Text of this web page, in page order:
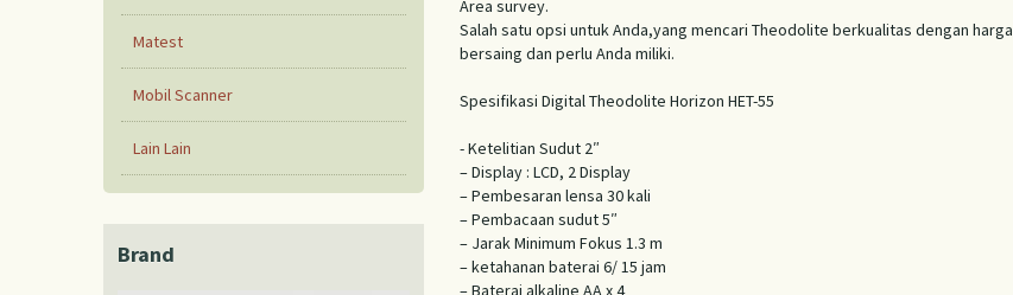
Area survey.
Salah satu opsi untuk Anda,yang mencari Theodolite berkualitas dengan harga
bersaing dan perlu Anda miliki.
Spesifikasi Digital Theodolite Horizon HET-55
- Ketelitian Sudut 2″
– Display : LCD, 2 Display
– Pembesaran lensa 30 kali
– Pembacaan sudut 5″
– Jarak Minimum Fokus 1.3 m
– ketahanan baterai 6/ 15 jam
– Baterai alkaline AA x 4
Matest
Mobil Scanner
Lain Lain
Brand